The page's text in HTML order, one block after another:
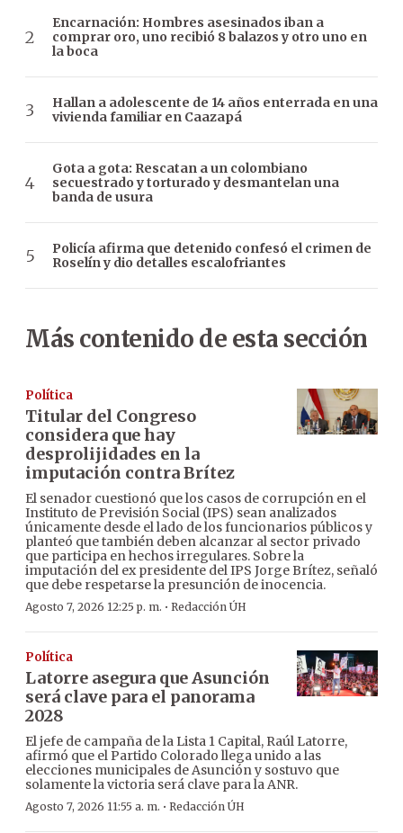
Encarnación: Hombres asesinados iban a
comprar oro, uno recibió 8 balazos y otro uno en
la boca
Hallan a adolescente de 14 años enterrada en una
vivienda familiar en Caazapá
Gota a gota: Rescatan a un colombiano
secuestrado y torturado y desmantelan una
banda de usura
Policía afirma que detenido confesó el crimen de
Roselín y dio detalles escalofriantes
Más contenido de esta sección
Política
Titular del Congreso
considera que hay
desprolijidades en la
imputación contra Brítez
El senador cuestionó que los casos de corrupción en el
Instituto de Previsión Social (IPS) sean analizados
únicamente desde el lado de los funcionarios públicos y
planteó que también deben alcanzar al sector privado
que participa en hechos irregulares. Sobre la
imputación del ex presidente del IPS Jorge Brítez, señaló
que debe respetarse la presunción de inocencia.
Agosto 7, 2026 12:25 p. m. · Redacción ÚH
Política
Latorre asegura que Asunción
será clave para el panorama
2028
El jefe de campaña de la Lista 1 Capital, Raúl Latorre,
afirmó que el Partido Colorado llega unido a las
elecciones municipales de Asunción y sostuvo que
solamente la victoria será clave para la ANR.
Agosto 7, 2026 11:55 a. m. · Redacción ÚH